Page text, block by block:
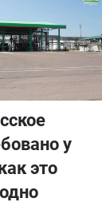
у
это